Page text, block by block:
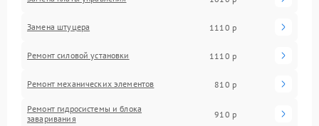
Замена штуцера 1110 р
Ремонт силовой установки 1110 р
Ремонт механических элементов 810 р
Ремонт гидросистемы и блока
заваривания
910 р